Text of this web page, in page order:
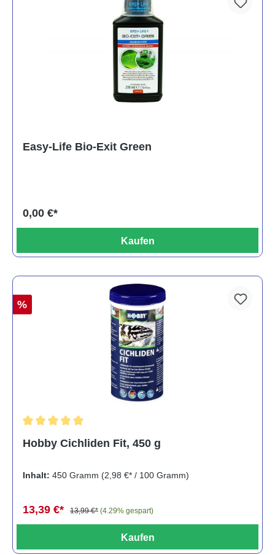
Easy-Life Bio-Exit Green
0,00 €*
Kaufen
%
Hobby Cichliden Fit, 450 g
Inhalt: 450 Gramm (2,98 €* / 100 Gramm)
13,39 €* 13,99 €* (4.29% gespart)
Kaufen